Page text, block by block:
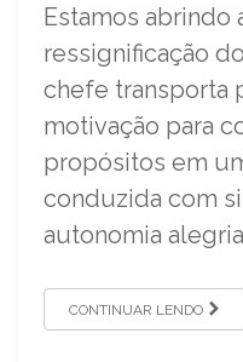
Estamos abrindo
ressignificação
chefe transporta
motivação para
propósitos em
conduzida com
autonomia
CONTINUAR LENDO